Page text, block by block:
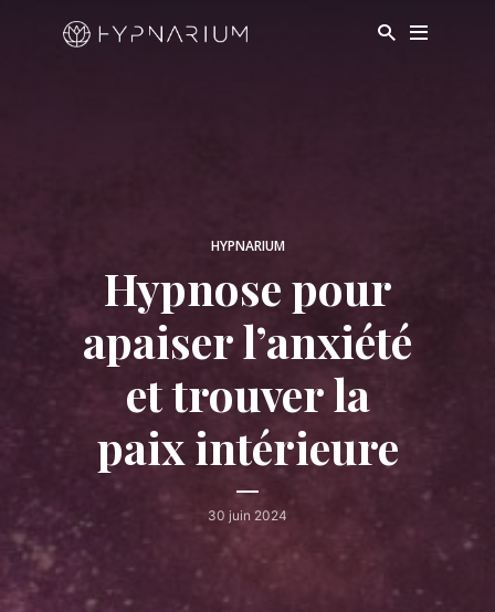
HYPNARIUM
Hypnose pour
apaiser l’anxiété
et trouver la
paix intérieure
30 juin 2024